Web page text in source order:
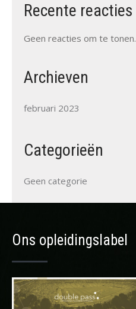
Recente reacties
Geen reacties om te tonen.
Archieven
februari 2023
Categorieën
Geen categorie
Ons opleidingslabel